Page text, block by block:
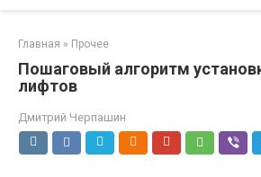
Главная » Прочее
Пошаговый алгоритм
лифтов
Дмитрий Черпашин